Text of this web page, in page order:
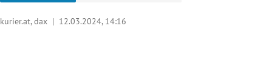
kurier.at, dax | 12.03.2024, 14:16